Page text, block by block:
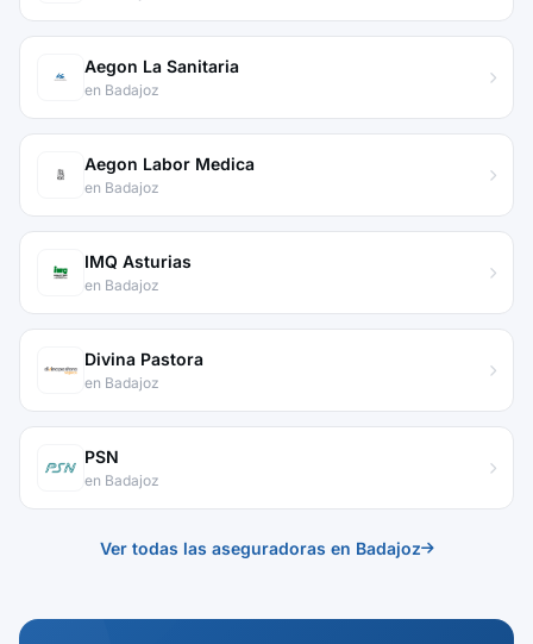
Aegon La Sanitaria
en Badajoz
Aegon Labor Medica
en Badajoz
IMQ Asturias
en Badajoz
Divina Pastora
en Badajoz
PSN
en Badajoz
Ver todas las aseguradoras en Badajoz